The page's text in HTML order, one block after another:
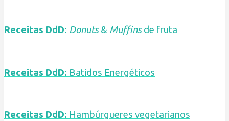
Receitas DdD: Donuts& Muffinsde fruta
Receitas DdD: Batidos Energéticos
Receitas DdD: Hambúrgueres vegetarianos